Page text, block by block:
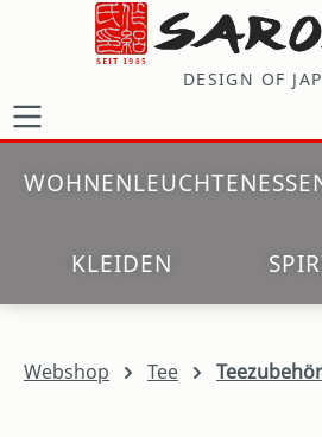
Zum Hauptinhalt springen
DESIGN OF
WOHNENLEUCHTEN
KLEIDEN
Webshop Tee Teezubehör